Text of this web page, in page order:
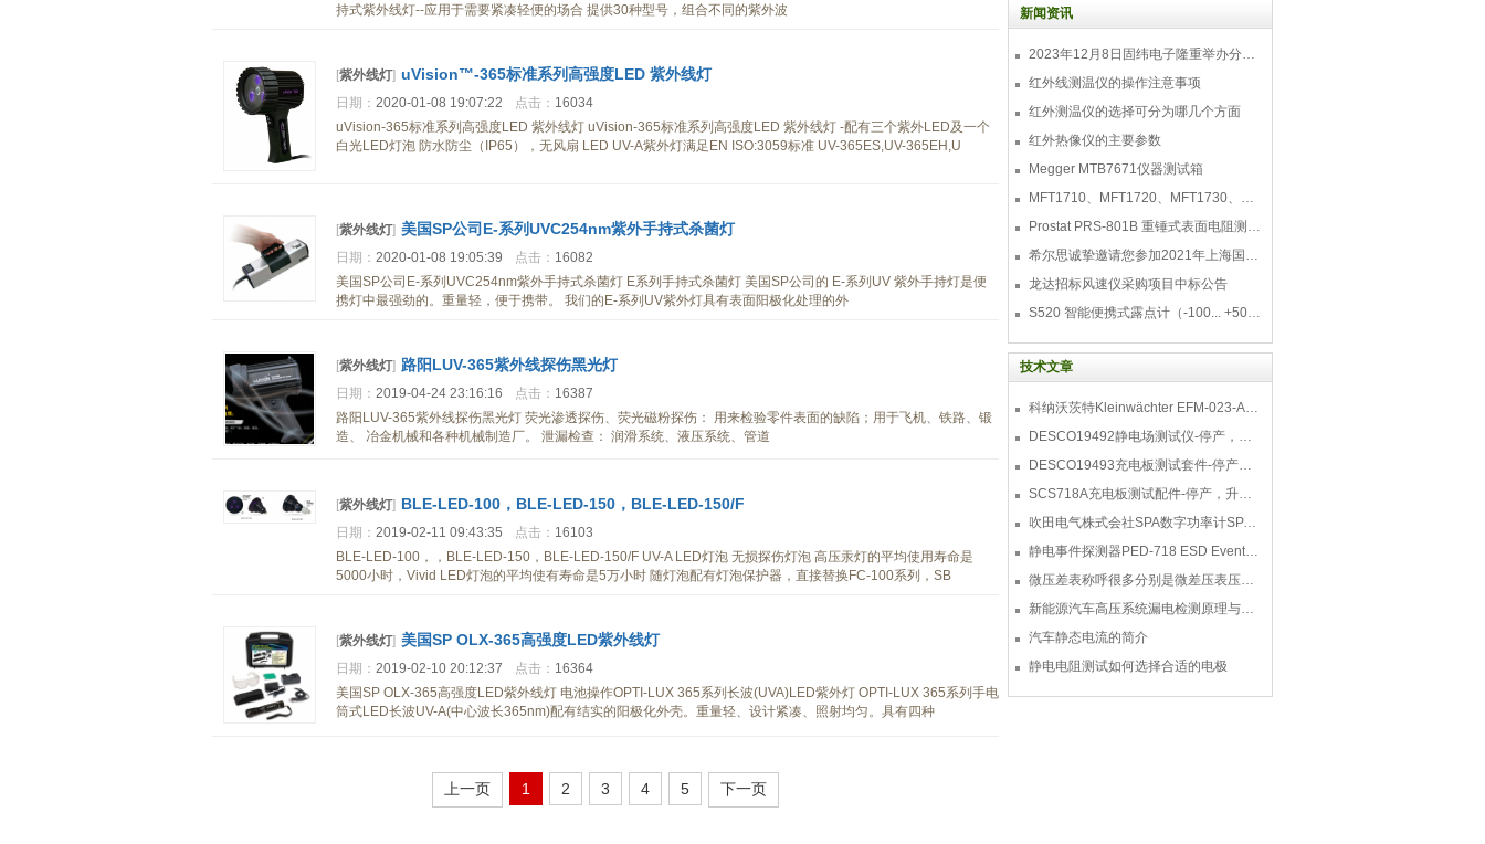
持式紫外线灯--应用于需要紧凑轻便的场合 提供30种型号，组合不同的紫外波
[紫外线灯] uVision™-365标准系列高强度LED 紫外线灯
日期： 2020-01-08 19:07:22 点击： 16034
uVision-365标准系列高强度LED 紫外线灯 uVision-365标准系列高强度LED 紫外线灯 -配有三个紫外LED及一个
白光LED灯泡 防水防尘（IP65），无风扇 LED UV-A紫外灯满足EN ISO:3059标准 UV-365ES,UV-365EH,U
[紫外线灯] 美国SP公司E-系列UVC254nm紫外手持式杀菌灯
日期： 2020-01-08 19:05:39 点击： 16082
美国SP公司E-系列UVC254nm紫外手持式杀菌灯 E系列手持式杀菌灯 美国SP公司的 E-系列UV 紫外手持灯是便
携灯中最强劲的。重量轻，便于携带。 我们的E-系列UV紫外灯具有表面阳极化处理的外
[紫外线灯] 路阳LUV-365紫外线探伤黑光灯
日期： 2019-04-24 23:16:16 点击： 16387
路阳LUV-365紫外线探伤黑光灯 荧光渗透探伤、荧光磁粉探伤： 用来检验零件表面的缺陷；用于飞机、铁路、锻
造、 冶金机械和各种机械制造厂。 泄漏检查： 润滑系统、液压系统、管道
[紫外线灯] BLE-LED-100，BLE-LED-150，BLE-LED-150/F
日期： 2019-02-11 09:43:35 点击： 16103
BLE-LED-100，，BLE-LED-150，BLE-LED-150/F UV-A LED灯泡 无损探伤灯泡 高压汞灯的平均使用寿命是
5000小时，Vivid LED灯泡的平均使有寿命是5万小时 随灯泡配有灯泡保护器，直接替换FC-100系列，SB
[紫外线灯] 美国SP OLX-365高强度LED紫外线灯
日期： 2019-02-10 20:12:37 点击： 16364
美国SP OLX-365高强度LED紫外线灯 电池操作OPTI-LUX 365系列长波(UVA)LED紫外灯 OPTI-LUX 365系列手电
筒式LED长波UV-A(中心波长365nm)配有结实的阳极化外壳。重量轻、设计紧凑、照射均匀。具有四种
上一页 1 2 3 4 5 下一页
微电子技术研制而成，用于测定金属材料
硬度的计量检测仪器，可用于硬度范围
新闻资讯
2023年12月8日固纬电子隆重举办分销商答谢会，展示重磅新产品！
红外线测温仪的操作注意事项
红外测温仪的选择可分为哪几个方面
红外热像仪的主要参数
Megger MTB7671仪器测试箱
MFT1710、MFT1720、MFT1730、MFT1735多功能测试仪
Prostat PRS-801B 重锤式表面电阻测量仪
希尔思诚挚邀请您参加2021年上海国际压缩机及设
龙达招标风速仪采购项目中标公告
S520 智能便携式露点计（-100... +50 °C TD）
技术文章
科纳沃茨特Kleinwächter EFM-023-AKC静电测试仪套件-EFM023AKC KIT
DESCO19492静电场测试仪-停产，替代型号770716
DESCO19493充电板测试套件-停产，替代型号718+770719
SCS718A充电板测试配件-停产，升级型号770719
吹田电气株式会社SPA数字功率计SPA3000/SPA2000/SPA1000
静电事件探测器PED-718 ESD Event Detector
微压差表称呼很多分别是微差压表压差计微压表
新能源汽车高压系统漏电检测原理与故障检修
汽车静态电流的简介
静电电阻测试如何选择合适的电极